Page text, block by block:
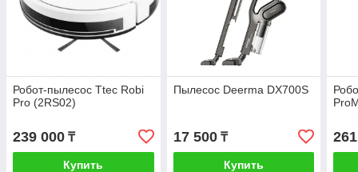
Робот-пылесос Ttec Robi
Pro (2RS02)
239 000 ₸
Купить
Пылесос Deerma DX700S
17 500₸
Купить